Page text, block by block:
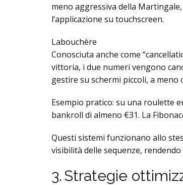
meno aggressiva della
l’applicazione su touchscreen.
Labouchère
Conosciuta anche come
vittoria, i due numeri vengono
gestire su schermi piccoli, a meno
Esempio pratico: su una roulette
bankroll di almeno €31. La
Questi sistemi funzionano allo
visibilità delle sequenze,
3. Strategie